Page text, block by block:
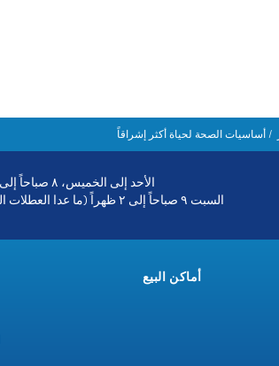
أساسيات الصحة لحياة أكثر إشراقاً
الأحد إلى الخميس، ٨ صباحاً إلى ٨ مساءً
السبت ٩ صباحاً إلى ٢ ظهراً (ما عدا العطلات الرسمية)
أماكن البيع